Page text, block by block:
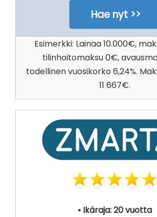
Hae nyt >>
Esimerkki: Lainaa 10.000€,
tilinhoitomaksu 0€,
todellinen vuosikorko 6,24%.
11 667€.
• Ikäraja: 20 vuotta